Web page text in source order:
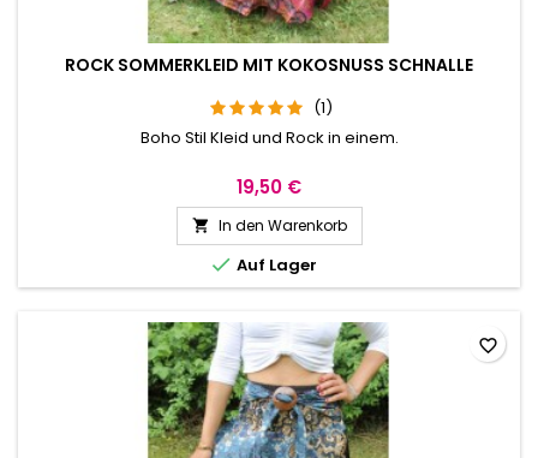
ROCK SOMMERKLEID MIT KOKOSNUSS SCHNALLE
(1)
Boho Stil Kleid und Rock in einem.
19,50 €
 In den Warenkorb
 Auf Lager
favorite_border